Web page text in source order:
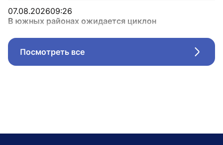
07.08.202609:26
В южных районах ожидается циклон
Посмотреть все